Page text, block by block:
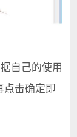
自己的使用
点击确定即